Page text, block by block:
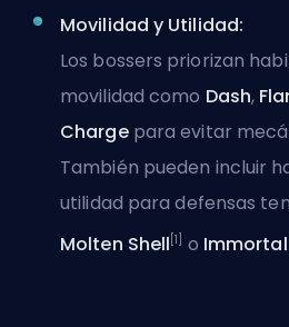
Movilidad y Utilidad:
Los bossers priorizan
movilidad como Dash,
Chargepara evitar
También pueden incluir
utilidad para defensas
Molten Shell [1] o